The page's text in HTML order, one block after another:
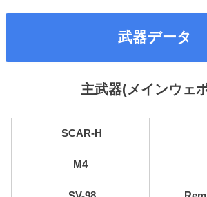
武器データ
主武器(メインウェ
SCAR-H
M4